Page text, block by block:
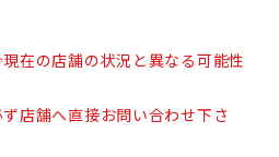
在の店舗の状況と異なる可能性
店舗へ直接お問い合わせ下さ